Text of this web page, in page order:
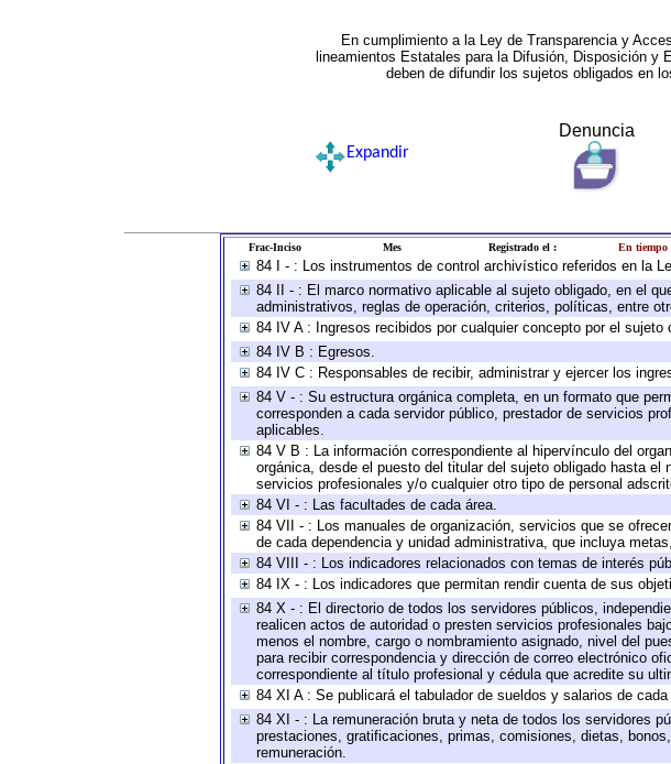
En cumplimiento a la Ley de Transparencia y
lineamientos Estatales para la Difusión, Disposición
deben de difundir los sujetos obligados en
Denuncia
Expandir
Frac-Inciso Mes Registrado el : En tiempo
84 I - : Los instrumentos de control archivístico referidos en la
84 II - : El marco normativo aplicable al sujeto obligado, en el
administrativos, reglas de operación, criterios, políticas, entre
84 IV A : Ingresos recibidos por cualquier concepto por el sujeto
84 IV B : Egresos.
84 IV C : Responsables de recibir, administrar y ejercer los
84 V - : Su estructura orgánica completa, en un formato que
corresponden a cada servidor público, prestador de servicios
aplicables.
84 V B : La información correspondiente al hipervínculo del
orgánica, desde el puesto del titular del sujeto obligado hasta
servicios profesionales y/o cualquier otro tipo de personal
84 VI - : Las facultades de cada área.
84 VII - : Los manuales de organización, servicios que se
de cada dependencia y unidad administrativa, que incluya
84 VIII - : Los indicadores relacionados con temas de interés
84 IX - : Los indicadores que permitan rendir cuenta de sus
84 X - : El directorio de todos los servidores públicos,
realicen actos de autoridad o presten servicios profesionales
menos el nombre, cargo o nombramiento asignado, nivel del
para recibir correspondencia y dirección de correo electrónico
correspondiente al título profesional y cédula que acredite su
84 XI A : Se publicará el tabulador de sueldos y salarios de
84 XI - : La remuneración bruta y neta de todos los servidores
prestaciones, gratificaciones, primas, comisiones, dietas,
remuneración.